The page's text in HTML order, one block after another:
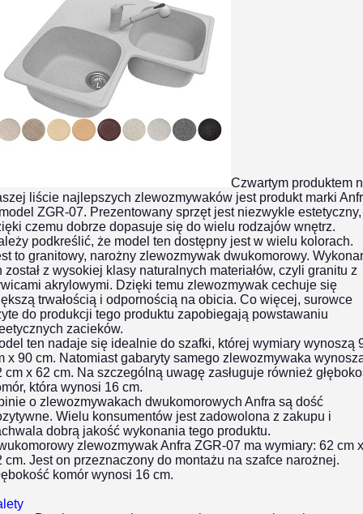
Czwartym produktem
liście najlepszych zlewozmywaków jest produkt marki
ZGR-07. Prezentowany sprzęt jest niezwykle estetyczny,
czemu dobrze dopasuje się do wielu rodzajów wnętrz.
podkreślić, że model ten dostępny jest w wielu kolorach.
to granitowy, narożny zlewozmywak dwukomorowy.
został z wysokiej klasy naturalnych materiałów, czyli granitu z
akrylowymi. Dzięki temu zlewozmywak cechuje się
trwałością i odpornością na obicia. Co więcej, surowce
do produkcji tego produktu zapobiegają powstawaniu
zacieków.
ten nadaje się idealnie do szafki, której wymiary wynoszą
x 90 cm. Natomiast gabaryty samego zlewozmywaka
cm x 62 cm. Na szczególną uwagę zasługuje również
która wynosi 16 cm.
o zlewozmywakach dwukomorowych Anfra są dość
Wielu konsumentów jest zadowolona z zakupu i
dobrą jakość wykonania tego produktu.
zlewozmywak Anfra ZGR-07 ma wymiary: 62 cm x
cm. Jest on przeznaczony do montażu na szafce narożnej.
komór wynosi 16 cm.